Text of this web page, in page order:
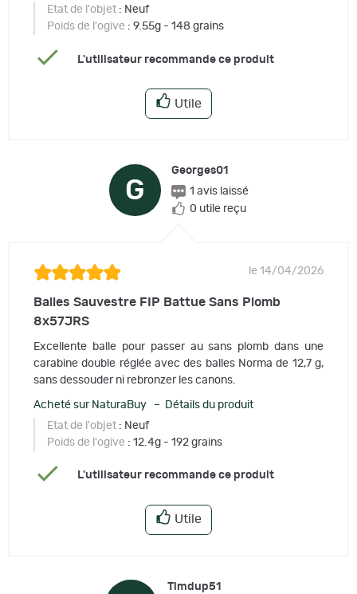
Etat de l'objet : Neuf
Poids de l'ogive : 9.55g - 148 grains
L'utilisateur recommande ce produit
Utile
G
Georges01
1 avis laissé
0 utile reçu
le 14/04/2026
Balles Sauvestre FIP Battue Sans Plomb
8x57JRS
Excellente balle pour passer au sans plomb dans une
carabine double réglée avec des balles Norma de 12,7 g,
sans dessouder ni rebronzer les canons.
Acheté sur NaturaBuy – Détails du produit
Etat de l'objet : Neuf
Poids de l'ogive : 12.4g - 192 grains
L'utilisateur recommande ce produit
Utile
Timdup51